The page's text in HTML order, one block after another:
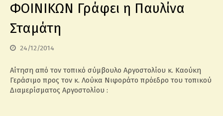
ΦΟΙΝΙΚΩΝ Γράφει η Παυλίνα
Σταμάτη
24/12/2014
Αίτηση από τον τοπικό σύμβουλο Αργοστολίου κ. Καούκη
Γεράσιμο προς τον κ. Λούκα Νιφοράτο πρόεδρο του τοπικού
Διαμερίσματος Αργοστολίου :